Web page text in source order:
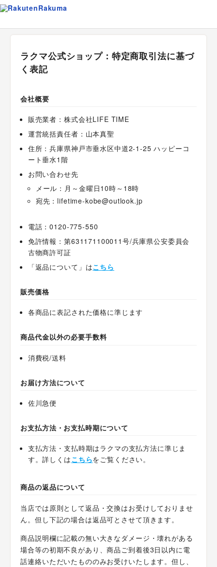
ラクマ公式ショップ：特定商取引法に基づ
く表記
会社概要
販売業者：株式会社LIFE TIME
運営統括責任者：山本真聖
住所：兵庫県神戸市垂水区中道2-1-25 ハッピーコ
ート垂水1階
お問い合わせ先
メール：月～金曜日10時～18時
宛先：lifetime-kobe@outlook.jp
電話：0120-775-550
免許情報：第631171100011号/兵庫県公安委員会
古物商許可証
「返品について」はこちら
販売価格
各商品に表記された価格に準じます
商品代金以外の必要手数料
消費税/送料
お届け方法について
佐川急便
お支払方法・お支払時期について
支払方法・支払時期はラクマの支払方法に準じま
す。詳しくはこちらをご覧ください。
商品の返品について
当店では原則として返品・交換はお受けしておりませ
ん。但し下記の場合は返品可とさせて頂きます。
商品説明欄に記載の無い大きなダメージ・壊れがある
場合等の初期不良があり、商品ご到着後3日以内に電
話連絡いただいたもののみお受けいたします。但し、